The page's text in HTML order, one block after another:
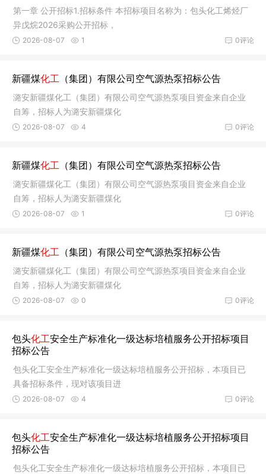
第一章 公开招标1.招标条件 本招标项目名称为：包头化工烯烃厂
异戊烷2026采购公开招标，
0评论
2026-08-07 1
新疆煤化工 （集团）有限公司空气源热泵招标公告
潞安新疆煤化工（集团）有限公司空气源热泵项目资金来自企业
自筹，招标人为潞安新疆煤化
0评论
2026-08-07 4
新疆煤化工 （集团）有限公司空气源热泵招标公告
潞安新疆煤化工（集团）有限公司空气源热泵项目资金来自企业
自筹，招标人为潞安新疆煤化
0评论
2026-08-07 1
新疆煤化工 （集团）有限公司空气源热泵招标公告
潞安新疆煤化工（集团）有限公司空气源热泵项目资金来自企业
自筹，招标人为潞安新疆煤化
0评论
2026-08-07 0
包头化工安全生产标准化一级达标培植服务公开招标项目
招标公告
包头化工安全生产标准化一级达标培植服务公开招标，本项目已
具备招标条件，现对该项目进
0评论
2026-08-07 4
包头化工安全生产标准化一级达标培植服务公开招标项目
招标公告
包头化工安全生产标准化一级达标培植服务公开招标，本项目已